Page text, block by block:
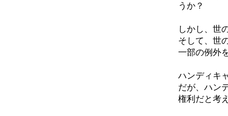
うか？
しかし、世
そして、世
一部の例外
ハンディキ
だが、ハン
権利だと考